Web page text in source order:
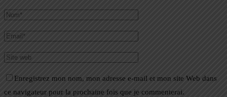
Enregistrez mon nom, mon adresse e-mail et mon site Web dans
ce navigateur pour la prochaine fois que je commenterai.